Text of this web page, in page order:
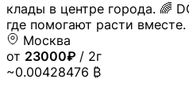
клады в центре города. 🌈
где помогают расти вместе.
Москва
от 23000₽ / 2г
~0.00428476 ₿